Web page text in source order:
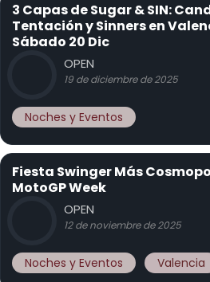
3 Capas de Sugar & SIN:
Tentación y Sinners en
Sábado 20 Dic
OPEN
19 de diciembre de 2025
Noches y Eventos
Fiesta Swinger Más
MotoGP Week
OPEN
12 de noviembre de 2025
Noches y Eventos Valencia